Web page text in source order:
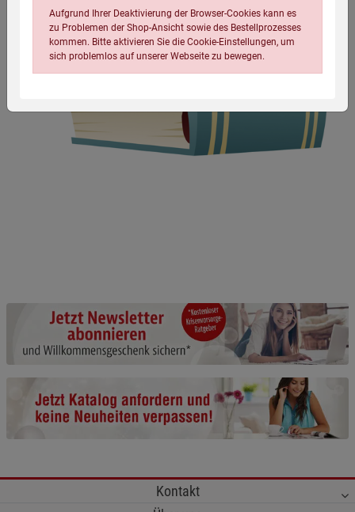
Kontakt
Aufgrund Ihrer Deaktivierung der Browser-Cookies kann es
zu Problemen der Shop-Ansicht sowie des Bestellprozesses
kommen. Bitte aktivieren Sie die Cookie-Einstellungen, um
sich problemlos auf unserer Webseite zu bewegen.
Beschreibung Notwendige Cookies
Cookie-Informationenanzeigen
Funktionale Cookies (1) Funktionale
Beschreibung Funktionale Cookies
anzeigen
Statistik Cookies (2) Statistik Cookies
Beschreibung Statistik Cookies